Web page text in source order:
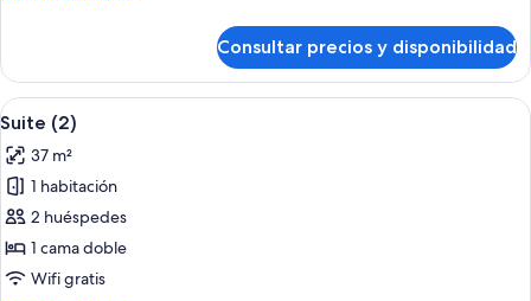
familiar
Consultar precios y disponibilidad
Abrir
todas
las
fotos
de
Suite
(2)
Habitación de hotel con una cama
6
Suite (2)
37 m²
1 habitación
2 huéspedes
1 cama doble
Wifi gratis